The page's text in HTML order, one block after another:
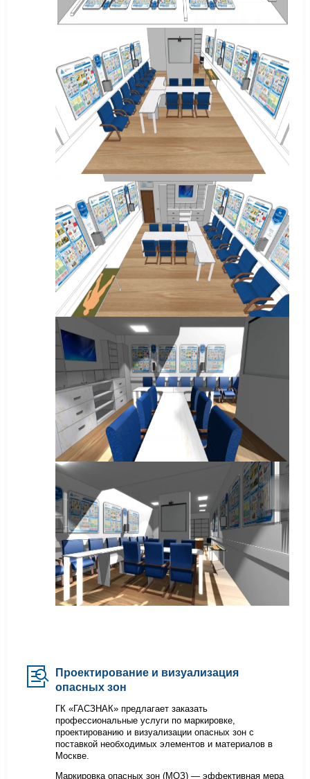
Проектирование и визуализация
опасных зон
ГК «ГАСЗНАК» предлагает заказать
профессиональные услуги по маркировке,
проектированию и визуализации опасных зон с
поставкой необходимых элементов и материалов в
Москве.
Маркировка опасных зон (МОЗ) — эффективная мера